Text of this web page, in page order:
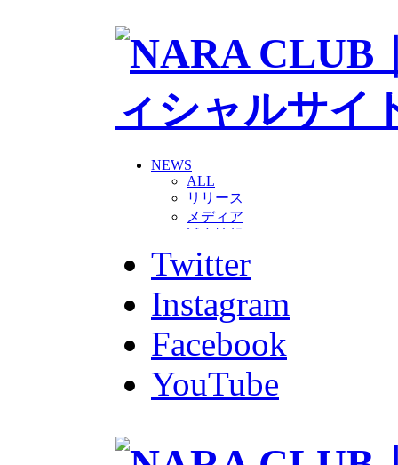
NEWS
ALL
リリース
メディア
グッズ
ファンコミュニティ
ホームタウン
コラム
その他
TEAM
2026/27トップチーム
2026/27トップチームスタッフ
チアダンススクール
Twitter
Instagram
Facebook
YouTube